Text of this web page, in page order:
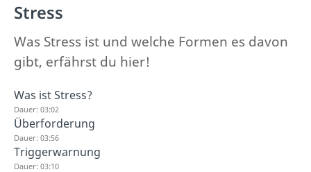
Stress
Was Stress ist und welche Formen es davon
gibt, erfährst du hier!
Was ist Stress?
Dauer: 03:02
Überforderung
Dauer: 03:56
Triggerwarnung
Dauer: 03:10